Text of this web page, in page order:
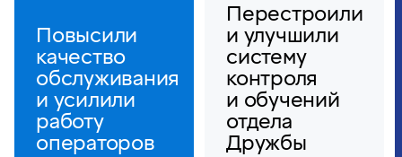
Повысили
качество
обслуживания
и усилили
работу
операторов
Перестроили
и улучшили
систему
контроля
и обучений
отдела
Дружбы